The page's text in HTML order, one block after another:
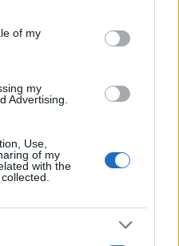
uses one or more Google
information including but
behaviour. You may click to
and its third-party tags to
of my
my
Advertising.
Use,
of my
with the